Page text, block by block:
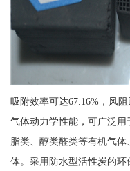
吸附效率可达67.16%，风
气体动力学性能，可广泛用
脂类、醇类醛类等有机气
体。采用防水型活性炭的